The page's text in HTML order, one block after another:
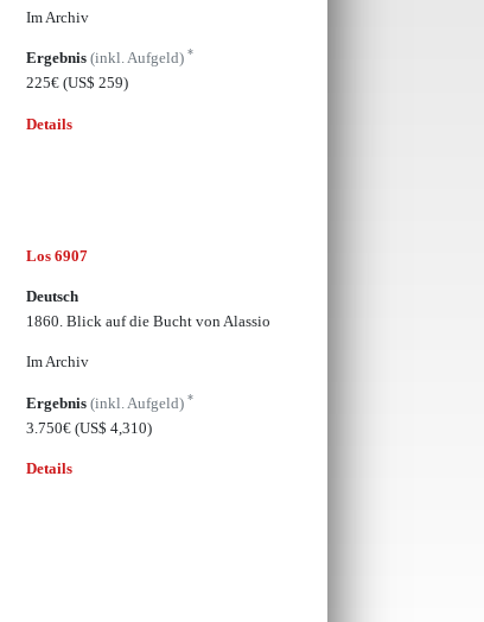
Im Archiv
Ergebnis (inkl. Aufgeld) *
225€ (US$ 259)
Details
Los 6907
Deutsch
1860. Blick auf die Bucht von Alassio
Im Archiv
Ergebnis (inkl. Aufgeld) *
3.750€ (US$ 4,310)
Details